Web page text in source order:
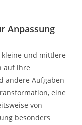
Anpassung
und mittlere
auf ihre
andere Aufgaben
eine
von
besonders